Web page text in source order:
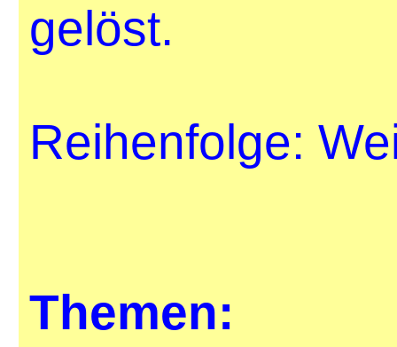
gelöst.
Reihenfolge:
Themen: